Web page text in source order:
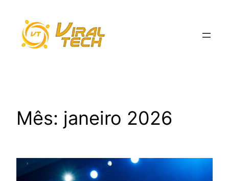
conteúdo
Mês: janeiro 2026